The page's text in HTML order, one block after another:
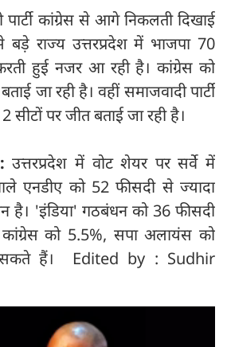
कांग्रेस से आगे निकलती दिखाई
राज्य उत्तरप्रदेश में भाजपा 70
हुई नजर आ रही है। कांग्रेस को
जा रही है। वहीं समाजवादी पार्टी
पर जीत बताई जा रही है।
उत्तरप्रदेश में वोट शेयर पर सर्वे में
एनडीए को 52 फीसदी से ज्यादा
है। 'इंडिया' गठबंधन को 36 फीसदी
को 5.5%, सपा अलायंस को
सकते हैं। Edited by : Sudhir